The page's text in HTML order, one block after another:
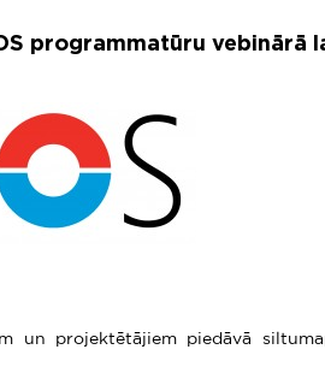
programmatūru vebinārā
un projektētājiem piedāvā